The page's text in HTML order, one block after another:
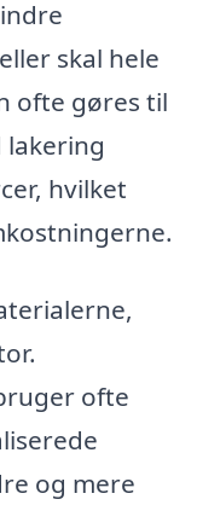
skal hele
ofte gøres til
lakering
hvilket
ofte
og mere